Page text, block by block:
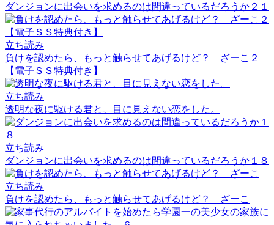
ダンジョンに出会いを求めるのは間違っているだろうか２１
立ち読み
負けを認めたら、もっと触らせてあげるけど？ ざーこ２
【電子ＳＳ特典付き】
立ち読み
透明な夜に駆ける君と、目に見えない恋をした。
立ち読み
ダンジョンに出会いを求めるのは間違っているだろうか１８
立ち読み
負けを認めたら、もっと触らせてあげるけど？ ざーこ